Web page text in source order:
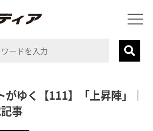
がゆく【111】「上昇陣」｜
事